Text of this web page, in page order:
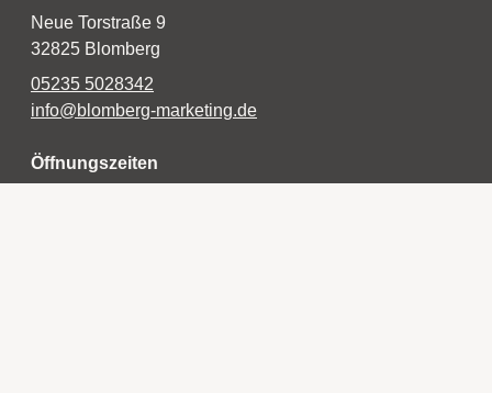
Neue Torstraße 9
32825 Blomberg
05235 5028342
info@blomberg-marketing.de
Öffnungszeiten